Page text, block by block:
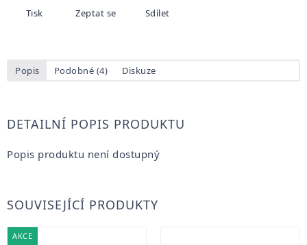
Tisk Zeptat se Sdílet
Popis Podobné (4) Diskuze
DETAILNÍ POPIS PRODUKTU
Popis produktu není dostupný
SOUVISEJÍCÍ PRODUKTY
AKCE